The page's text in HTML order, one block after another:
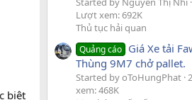
biệt
Lượt xem: 692K
Thủ tục hải quan
Quảng cáo Giá Xe tải
Thùng 9M7 chở pallet.
Started by oToHungPhat
xem: 468K